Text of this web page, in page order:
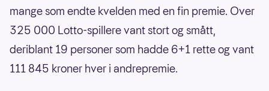
mange som endte kvelden med en fin premie. Over
325 000 Lotto-spillere vant stort og smått,
deriblant 19 personer som hadde 6+1 rette og vant
111 845 kroner hver i andrepremie.